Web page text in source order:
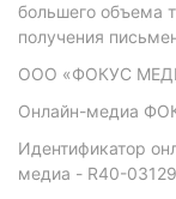
большего объема
получения
ООО «ФОКУС
Онлайн-медиа
Идентификатор
медиа - R40-03129